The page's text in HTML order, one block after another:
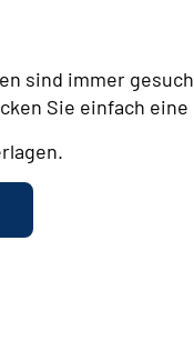
sind immer
Sie einfach